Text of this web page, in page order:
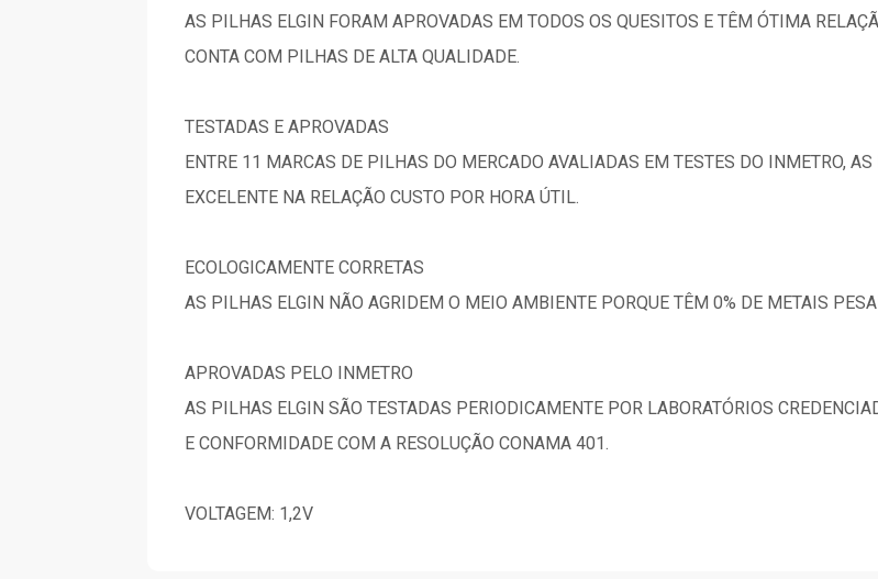
AS PILHAS ELGIN FORAM APROVADAS EM TODOS OS QUESITOS E TÊM ÓTIMA
CONTA COM PILHAS DE ALTA QUALIDADE.
TESTADAS E APROVADAS
ENTRE 11 MARCAS DE PILHAS DO MERCADO AVALIADAS EM TESTES DO INMETRO,
EXCELENTE NA RELAÇÃO CUSTO POR HORA ÚTIL.
ECOLOGICAMENTE CORRETAS
AS PILHAS ELGIN NÃO AGRIDEM O MEIO AMBIENTE PORQUE TÊM 0% DE METAIS
APROVADAS PELO INMETRO
AS PILHAS ELGIN SÃO TESTADAS PERIODICAMENTE POR LABORATÓRIOS
E CONFORMIDADE COM A RESOLUÇÃO CONAMA 401.
VOLTAGEM: 1,2V